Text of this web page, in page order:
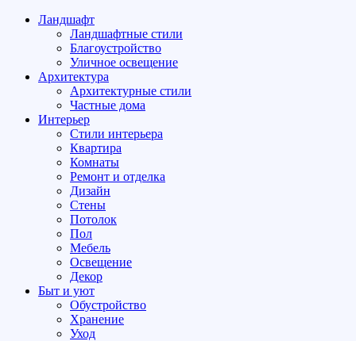
Ландшафт
Ландшафтные стили
Благоустройство
Уличное освещение
Архитектура
Архитектурные стили
Частные дома
Интерьер
Стили интерьера
Квартира
Комнаты
Ремонт и отделка
Дизайн
Стены
Потолок
Пол
Мебель
Освещение
Декор
Быт и уют
Обустройство
Хранение
Уход